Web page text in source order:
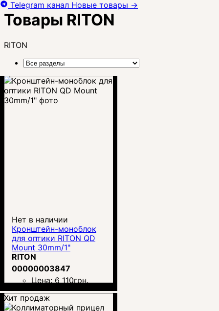
Товары RITON
RITON
Нет в наличии
Кронштейн-моноблок
для оптики RITON QD
Mount 30mm/1"
RITON
00000003847
Цена: 6 110грн.
Хит продаж
Telegram канал Новые товары →